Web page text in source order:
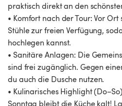
praktisch direkt an den
• Komfort nach der Tour: Vor
Stühle zur freien Verfügung,
hochlegen kannst.
• Sanitäre Anlagen: Die
sind frei zugänglich. Gegen
du auch die Dusche nutzen.
• Kulinarisches Highlight
Sonntag bleibt die Küche kalt!